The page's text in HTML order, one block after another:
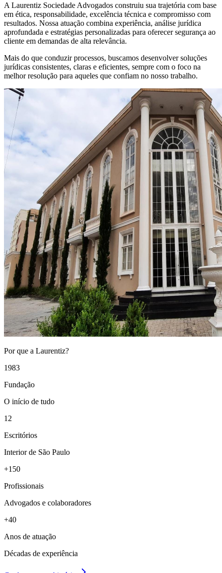
A Laurentiz Sociedade Advogados construiu sua trajetória com base
em ética, responsabilidade, excelência técnica e compromisso com
resultados. Nossa atuação combina experiência, análise jurídica
aprofundada e estratégias personalizadas para oferecer segurança ao
cliente em demandas de alta relevância.
Mais do que conduzir processos, buscamos desenvolver soluções
jurídicas consistentes, claras e eficientes, sempre com o foco na
melhor resolução para aqueles que confiam no nosso trabalho.
Por que a Laurentiz?
1983
Fundação
O início de tudo
12
Escritórios
Interior de São Paulo
+150
Profissionais
Advogados e colaboradores
+40
Anos de atuação
Décadas de experiência